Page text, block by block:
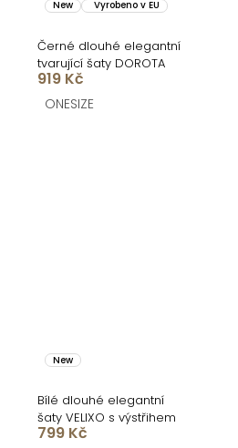
New Vyrobeno v EU
Černé dlouhé elegantní
tvarující šaty DOROTA
919 Kč
ONESIZE
New
Bílé dlouhé elegantní
šaty VELIXO s výstřihem
799 Kč